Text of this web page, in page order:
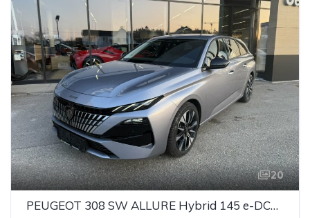
20
PEUGEOT 308 SW ALLURE Hybrid 145 e-DCS6